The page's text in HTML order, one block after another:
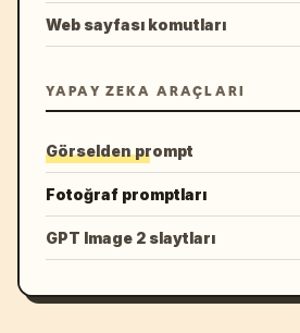
Web sayfası komutları
YAPAY ZEKA ARAÇLARI
Görselden prompt
Fotoğraf promptları
GPT Image 2 slaytları